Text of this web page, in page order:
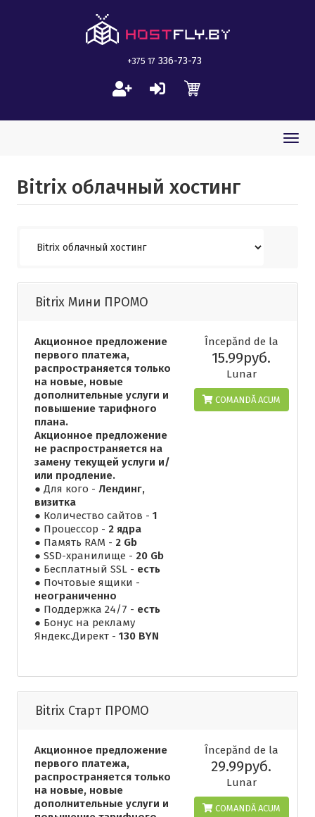
+375 17 336-73-73
Bitrix облачный хостинг
Bitrix Мини ПРОМО
Акционное предложение
первого платежа,
распространяется только
на новые, новые
дополнительные услуги и
повышение тарифного
плана.
Акционное предложение
не распространяется на
замену текущей услуги и/
или продление.
● Для кого - Лендинг,
визитка
● Количество сайтов - 1
● Процессор - 2 ядра
● Память RAM - 2 Gb
● SSD-хранилище - 20 Gb
● Бесплатный SSL - есть
● Почтовые ящики -
неограниченно
● Поддержка 24/7 - есть
● Бонус на рекламу
Яндекс.Директ - 130 BYN
Începănd de la
15.99руб.
Lunar
COMANDĂ ACUM
Bitrix Старт ПРОМО
Акционное предложение
первого платежа,
распространяется только
на новые, новые
дополнительные услуги и
Începănd de la
29.99руб.
Lunar
COMANDĂ ACUM